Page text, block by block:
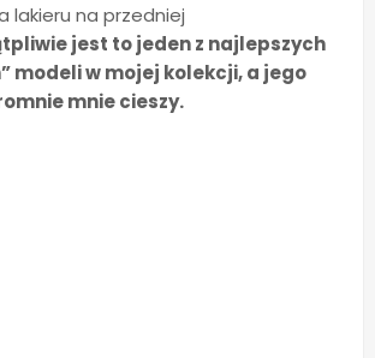
lakieru na przedniej
jest to jeden z najlepszych
modeli w mojej kolekcji, a jego
mnie cieszy.